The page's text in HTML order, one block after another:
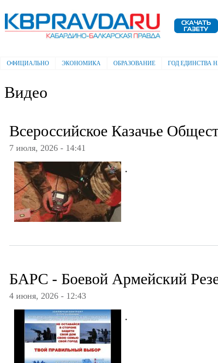
Электронная газета "Кабардино-
Балкарская правда"
Главное меню
ОФИЦИАЛЬНО ЭКОНОМИКА ОБРАЗОВАНИЕ ГОД ЕДИНСТВА
Видео
Всероссийское Казачье
7 июля, 2026 - 14:41
.
БАРС - Боевой Армейский
4 июня, 2026 - 12:43
.